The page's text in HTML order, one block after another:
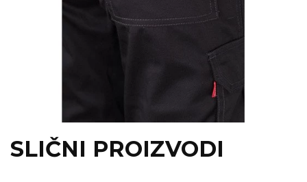
SLIČNI PROIZVODI